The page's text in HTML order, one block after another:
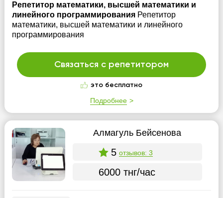
Репетитор математики, высшей математики и
линейного программирования Репетитор
математики, высшей математики и линейного
программирования
Связаться с репетитором
это бесплатно
Подробнее
Алмагуль Бейсенова
5 отзывов: 3
6000 тнг/час